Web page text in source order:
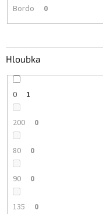
Bordo 0
Hloubka
0 1
200 0
80 0
90 0
135 0